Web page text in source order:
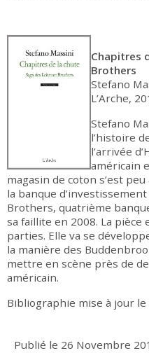
Chapitres
Brothers
Stefano
L’Arche,
Stefano
l’histoire
l’arrivée
américain
magasin de coton s’est
la banque
Brothers, quatrième
sa faillite en 2008. La
parties. Elle va se
la manière des
mettre en scène près de
américain.
Bibliographie mise à jour
Publié le 26 Novembre